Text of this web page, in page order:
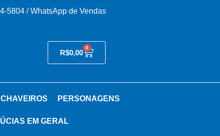
5804 / WhatsApp de Vendas
R$0,00
0
PERSONAGENS
EM GERAL